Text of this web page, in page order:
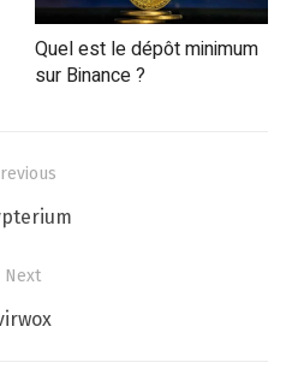
Quel est le dépôt minimum
sur Binance ?
Next